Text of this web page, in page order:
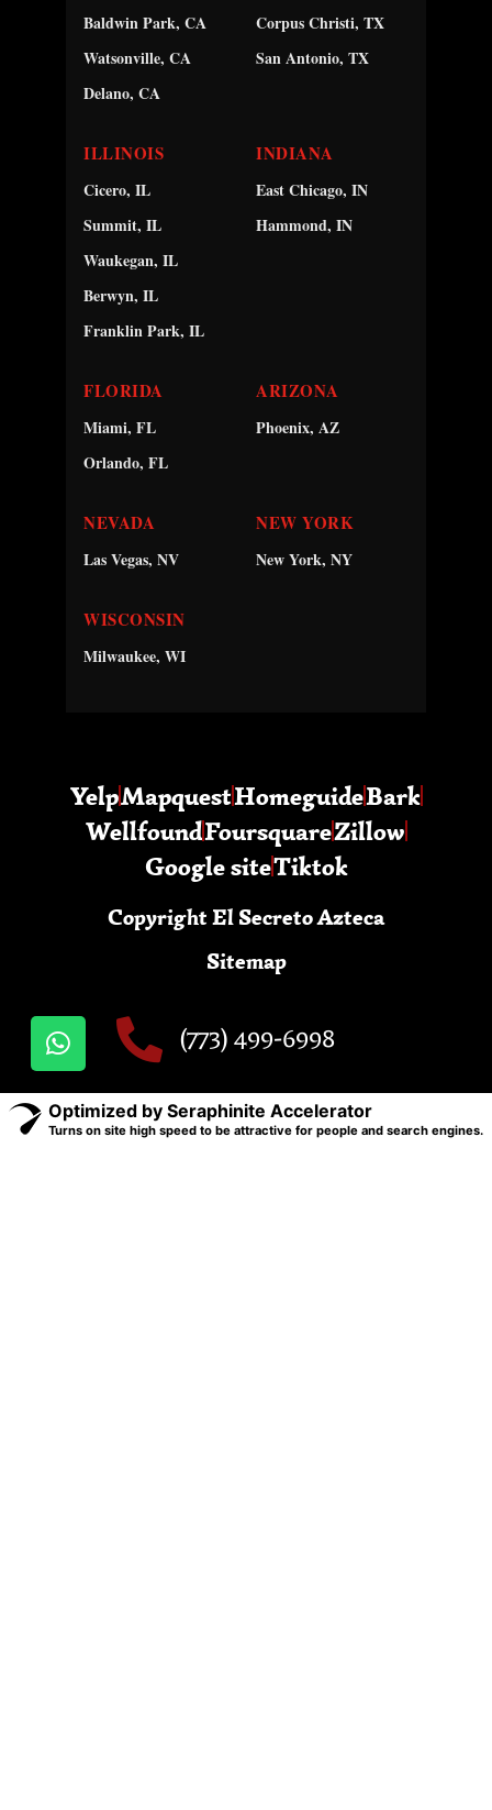
Baldwin Park, CA
Watsonville, CA
Delano, CA
Corpus Christi, TX
San Antonio, TX
ILLINOIS
Cicero, IL
Summit, IL
Waukegan, IL
Berwyn, IL
Franklin Park, IL
INDIANA
East Chicago, IN
Hammond, IN
FLORIDA
Miami, FL
Orlando, FL
ARIZONA
Phoenix, AZ
NEVADA
Las Vegas, NV
NEW YORK
New York, NY
WISCONSIN
Milwaukee, WI
YelpMapquestHomeguideBark
WellfoundFoursquareZillow
Google siteTiktok
Copyright El Secreto Azteca
Sitemap
(773) 499-6998
Optimized by Seraphinite Accelerator
Turns on site high speed to be attractive for people and search engines.